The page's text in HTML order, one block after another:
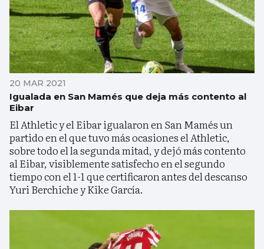
20 MAR 2021
Igualada en San Mamés que deja más contento al
Eibar
El Athletic y el Eibar igualaron en San Mamés un
partido en el que tuvo más ocasiones el Athletic,
sobre todo el la segunda mitad, y dejó más contento
al Eibar, visiblemente satisfecho en el segundo
tiempo con el 1-1 que certificaron antes del descanso
Yuri Berchiche y Kike García.